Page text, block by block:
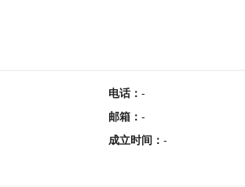
电话： -
邮箱 ： -
成立时间 ： -